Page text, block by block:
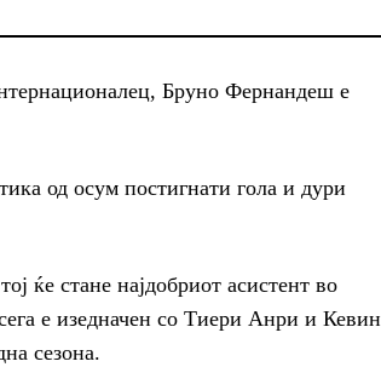
Бруно Фернандеш е
од осум постигнати гола и дури
ќе стане најдобриот асистент во
е изедначен со Тиери Анри и Кевин
сезона.